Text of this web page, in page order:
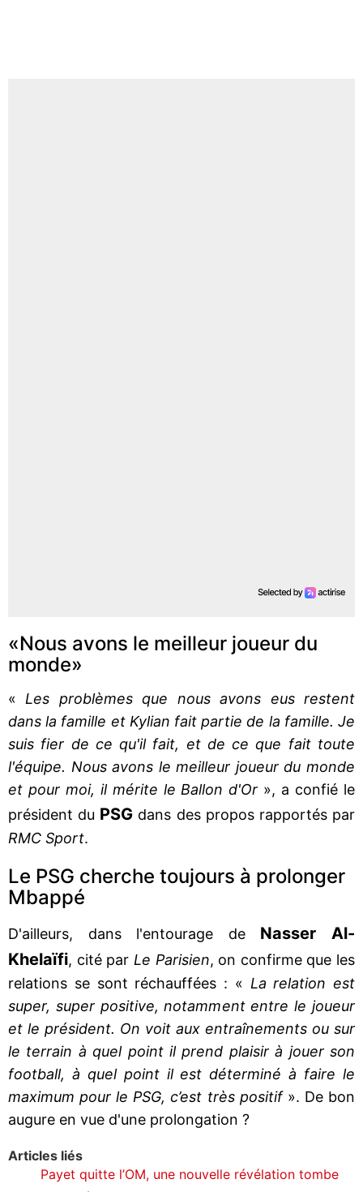
«Nous avons le meilleur joueur du
monde»
« Les problèmes que nous avons eus restent
dans la famille et Kylian fait partie de la famille. Je
suis fier de ce qu'il fait, et de ce que fait toute
l'équipe. Nous avons le meilleur joueur du monde
et pour moi, il mérite le Ballon d'Or », a confié le
président du PSG dans des propos rapportés par
RMC Sport.
Le PSG cherche toujours à prolonger
Mbappé
D'ailleurs, dans l'entourage de Nasser Al-
Khelaïfi, cité par Le Parisien, on confirme que les
relations se sont réchauffées : « La relation est
super, super positive, notamment entre le joueur
et le président. On voit aux entraînements ou sur
le terrain à quel point il prend plaisir à jouer son
football, à quel point il est déterminé à faire le
maximum pour le PSG, c’est très positif». De bon
augure en vue d'une prolongation ?
Articles liés
Payet quitte l’OM, une nouvelle révélation tombe